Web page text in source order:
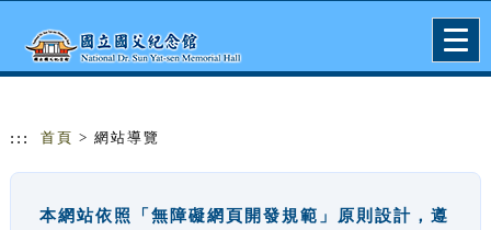
::: 首頁 > 網站導覽
本網站依照「無障礙網頁開發規範」原則設計，遵